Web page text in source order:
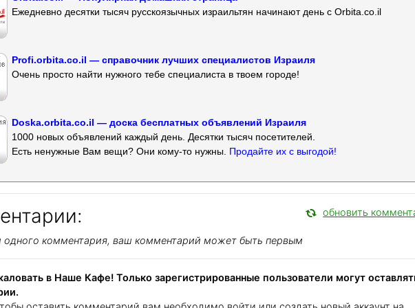
Ежедневно десятки тысяч русскоязычных израильтян начинают день с Orbita.co.il
Profi.orbita.co.il — справочник лучших специалистов Израиля
Очень просто найти нужного тебе специалиста в твоем городе!
Doska.orbita.co.il — доска бесплатных объявлений Израиля
1000 новых объявлений каждый день. Десятки тысяч посетителей.
Есть ненужные Вам вещи? Они кому-то нужны. Продайте их с выгодой!
обновить
одного комментария, ваш комментарий может быть первым
в Наше Кафе! Только зарегистрированные пользователи могут